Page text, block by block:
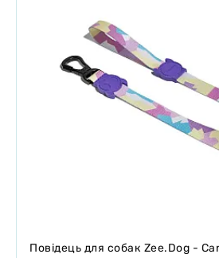
Повідець для собак Zee.Dog -